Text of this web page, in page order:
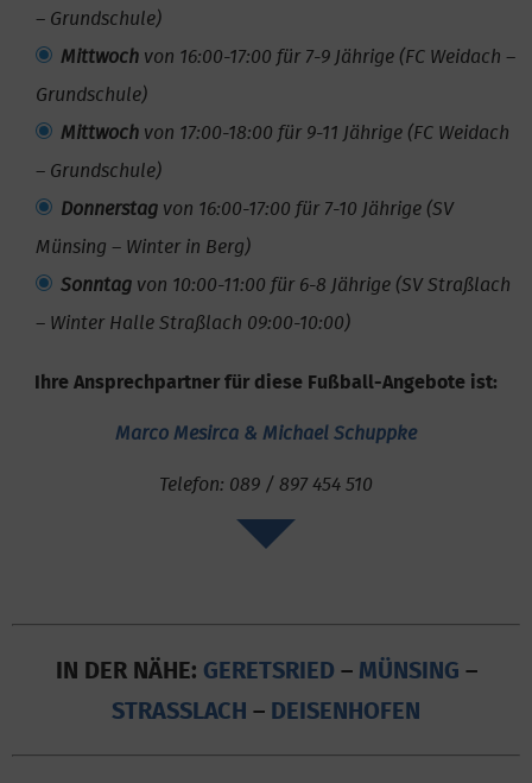
– Grundschule)
Mittwoch von 16:00-17:00 für 7-9 Jährige (FC Weidach –
Grundschule)
Mittwoch von 17:00-18:00 für 9-11 Jährige (FC Weidach
– Grundschule)
Donnerstag von 16:00-17:00 für 7-10 Jährige (SV
Münsing – Winter in Berg)
Sonntag von 10:00-11:00 für 6-8 Jährige (SV Straßlach
– Winter Halle Straßlach 09:00-10:00)
Ihre Ansprechpartner für diese Fußball-Angebote ist:
Marco Mesirca & Michael Schuppke
Telefon: 089 / 897 454 510
IN DER NÄHE: GERETSRIED – MÜNSING –
STRASSLACH – DEISENHOFEN